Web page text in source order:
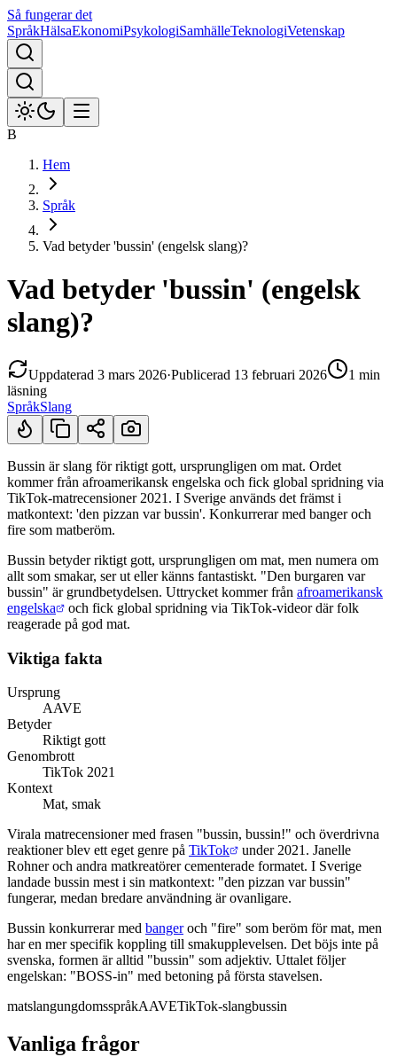
Så fungerar det
SpråkHälsaEkonomiPsykologiSamhälleTeknologiVetenskap
B
Hem
Språk
Vad betyder 'bussin' (engelsk slang)?
Vad betyder 'bussin' (engelsk
slang)?
Uppdaterad 3 mars 2026·Publicerad 13 februari 2026
1 min
läsning
SpråkSlang
Kort svar
Bussin är slang för riktigt gott, ursprungligen om mat. Ordet
kommer från afroamerikansk engelska och fick global spridning via
TikTok-matrecensioner 2021. I Sverige används det främst i
matkontext: 'den pizzan var bussin'. Konkurrerar med banger och
fire som matberöm.
Bussin betyder riktigt gott, ursprungligen om mat, men numera om
allt som smakar, ser ut eller känns fantastiskt. "Den burgaren var
bussin" är grundbetydelsen. Uttrycket kommer från afroamerikansk
engelska
och fick global spridning via TikTok-videor där folk
reagerade på god mat.
Viktiga fakta
Ursprung
AAVE
Betyder
Riktigt gott
Genombrott
TikTok 2021
Kontext
Mat, smak
Virala matrecensioner med frasen "bussin, bussin!" och överdrivna
reaktioner blev ett eget genre på TikTok
under 2021. Janelle
Rohner och andra matkreatörer cementerade formatet. I Sverige
landade bussin mest i sin matkontext: "den pizzan var bussin"
fungerar, medan bredare användning är ovanligare.
Bussin konkurrerar med bangeroch "fire" som beröm för mat, men
har en mer specifik koppling till smakupplevelsen. Det böjs inte på
svenska, formen är alltid "bussin" som adjektiv. Uttalet följer
engelskan: "BOSS-in" med betoning på första stavelsen.
matslangungdomsspråkAAVETikTok-slangbussin
Vanliga frågor